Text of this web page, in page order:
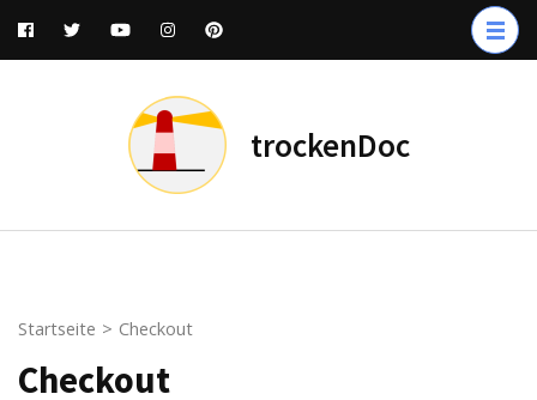
Zum
trockenDoc
Startseite > Checkout
Checkout